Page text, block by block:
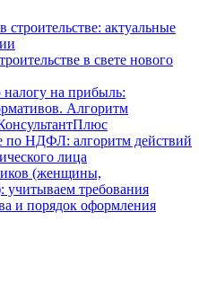
актуальные
в свете нового
на прибыль:
Алгоритм
по НДФЛ: алгоритм действий
лица
(женщины,
учитываем требования
и порядок оформления